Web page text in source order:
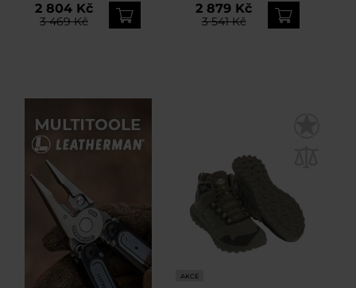
2 804 Kč
3 469 Kč
2 879 Kč
3 541 Kč
AKCE